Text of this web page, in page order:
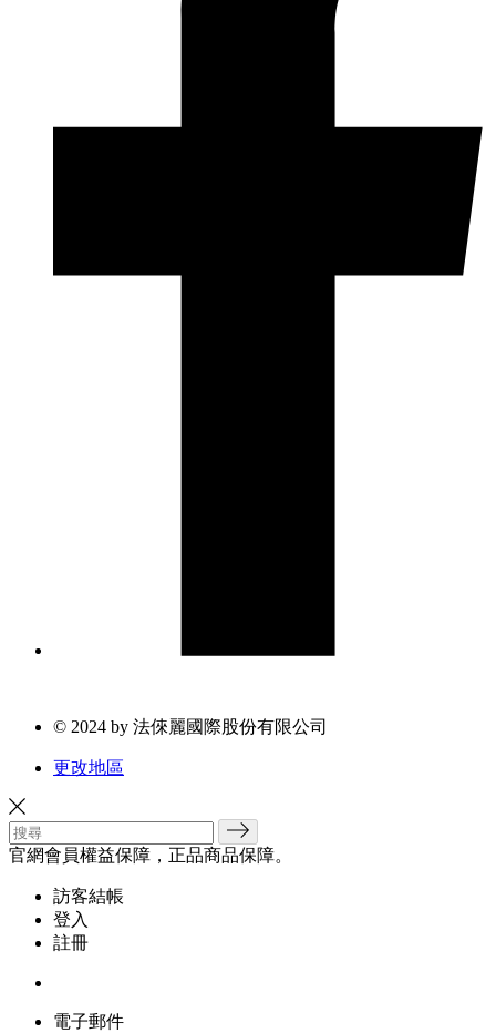
© 2024 by 法倈麗國際股份有限公司
更改地區
官網會員權益保障，正品商品保障。
訪客結帳
登入
註冊
電子郵件